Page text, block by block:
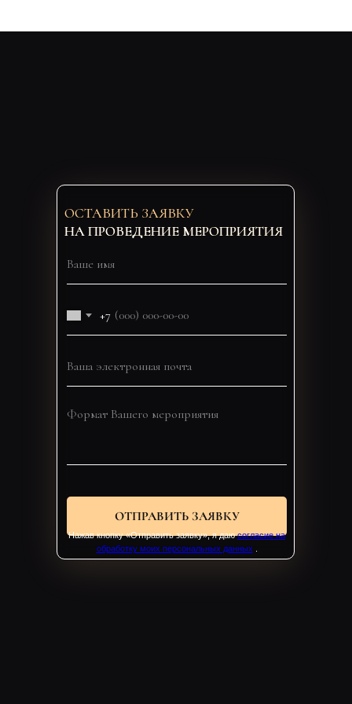
+7
ОТПРАВИТЬ ЗАЯВКУ
ОСТАВИТЬ ЗАЯВКУ
НА ПРОВЕДЕНИЕ МЕРОПРИЯТИЯ
Нажав кнопку «Отправить заявку», я даюсогласие на
обработку моих персональных данных